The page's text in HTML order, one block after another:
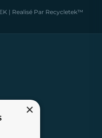
| Realisé Par Recycletek™
×